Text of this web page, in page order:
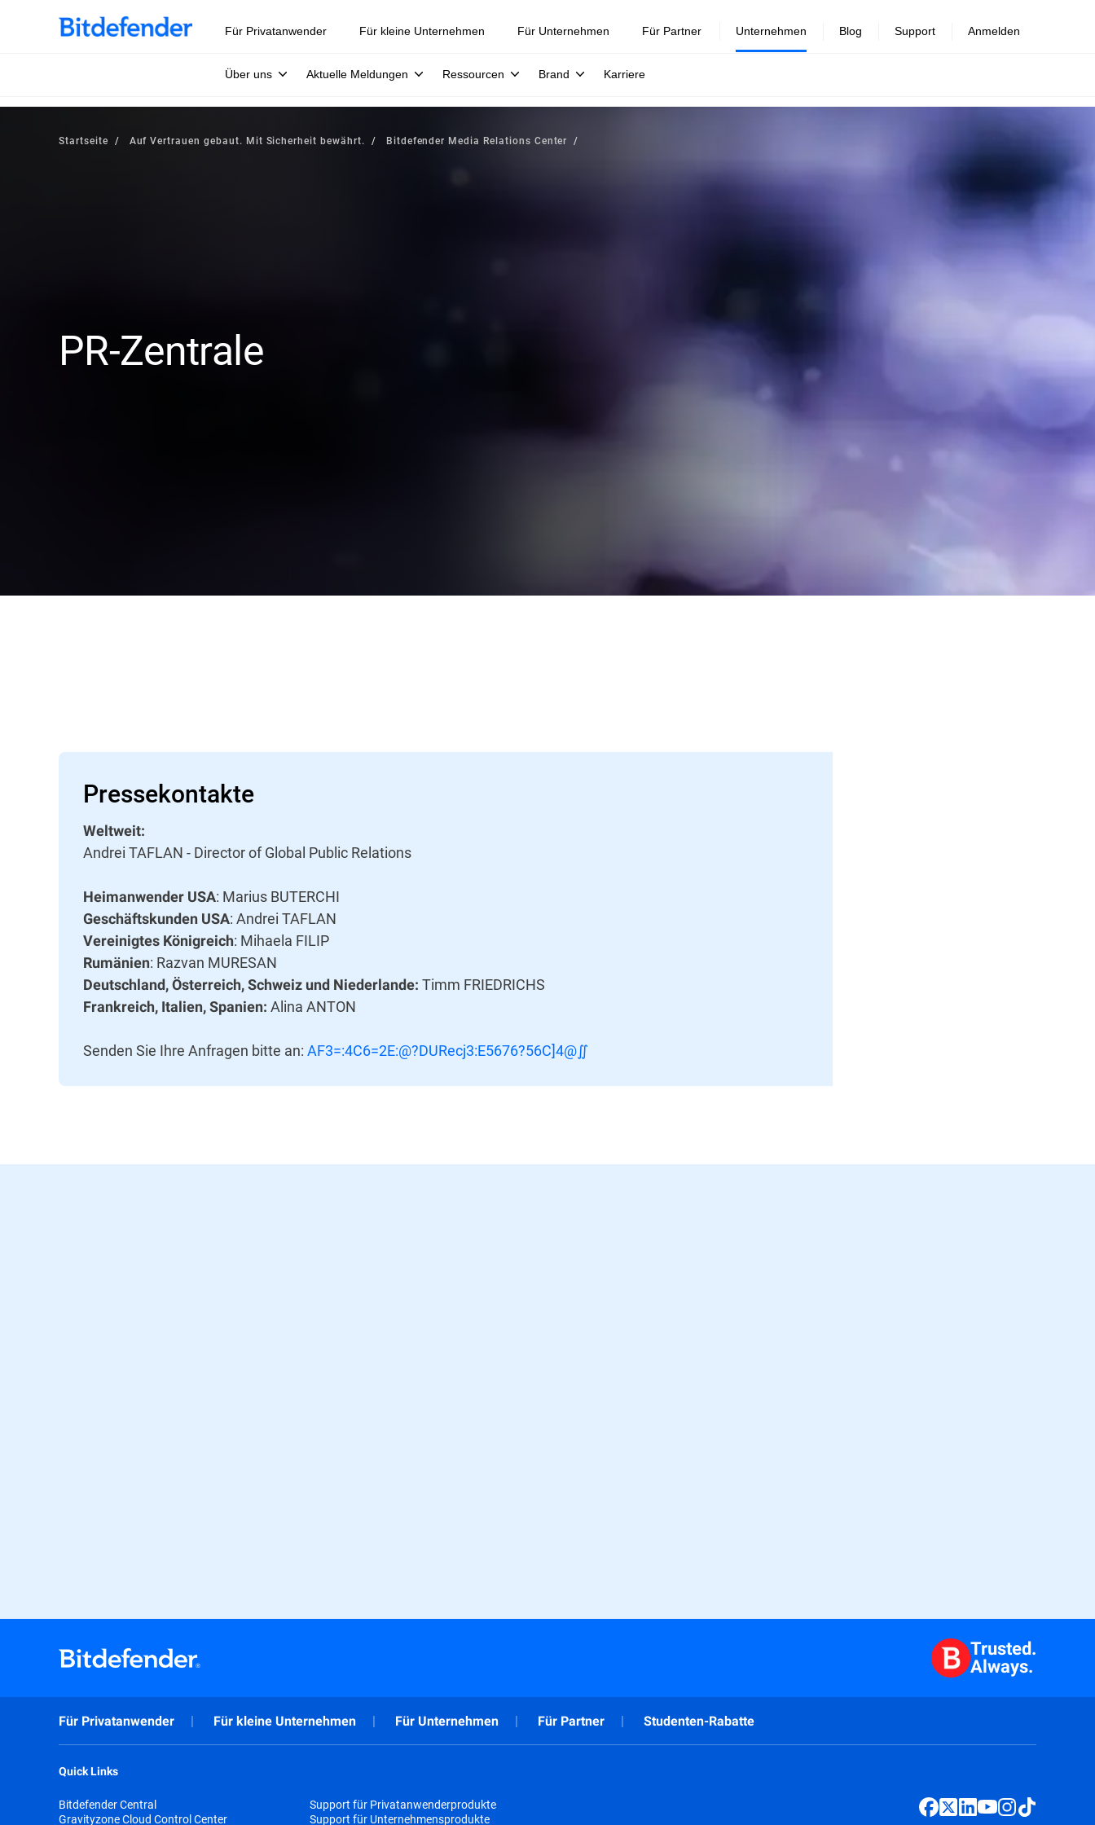
Für Privatanwender Für kleine Unternehmen Für Unternehmen Für Partner Unternehmen
Über uns Aktuelle Meldungen Ressourcen Brand Karriere
Blog Support Anmelden
Startseite Auf Vertrauen gebaut. Mit Sicherheit bewährt. Bitdefender Media Relations Center
PR-Zentrale
Pressekontakte
Weltweit:
Andrei TAFLAN - Director of Global Public Relations
Heimanwender USA: Marius BUTERCHI
Geschäftskunden USA: Andrei TAFLAN
Vereinigtes Königreich: Mihaela FILIP
Rumänien: Razvan MURESAN
Deutschland, Österreich, Schweiz und Niederlande: Timm FRIEDRICHS
Frankreich, Italien, Spanien: Alina ANTON
Senden Sie Ihre Anfragen bitte an: AF3=:4C6=2E:@?DURecj3:E5676?56C]4@∬
Trusted.
Always.
Für Privatanwender Für kleine Unternehmen Für Unternehmen Für Partner Studenten-Rabatte
Quick Links
Bitdefender Central
Gravityzone Cloud Control Center
Support für Privatanwenderprodukte
Support für Unternehmensprodukte